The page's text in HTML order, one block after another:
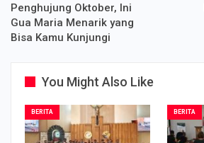
Penghujung Oktober, Ini
Gua Maria Menarik yang
Bisa Kamu Kunjungi
You Might Also Like
BERITA BERITA